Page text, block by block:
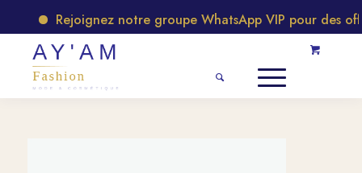
Rejoignez notre groupe WhatsApp VIP pour des